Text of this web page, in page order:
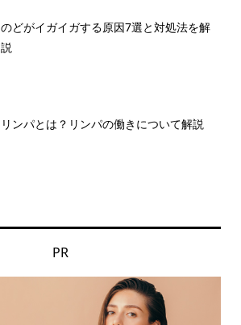
のどがイガイガする原因7選と対処法を解
説
リンパとは？リンパの働きについて解説
PR